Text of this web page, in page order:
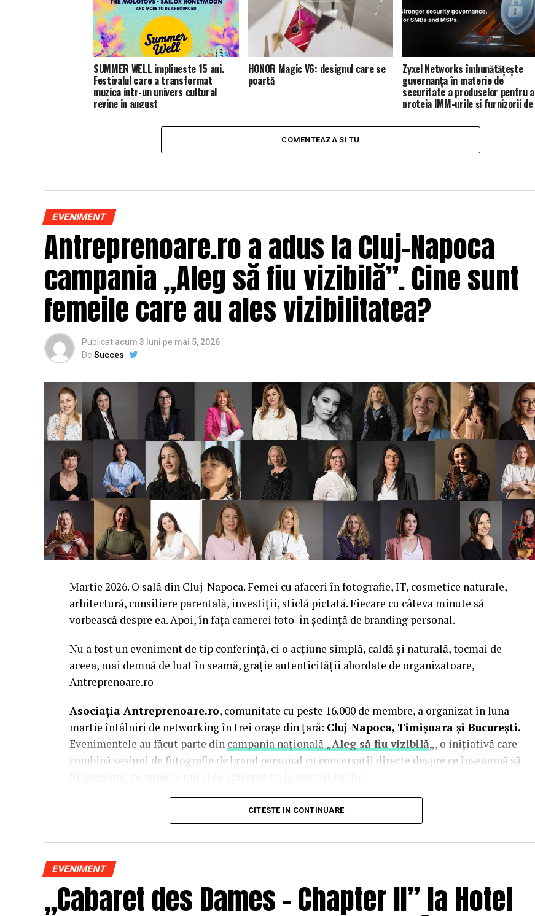
SUMMER WELL implineste 15 ani.
Festivalul care a transformat
muzica intr-un univers cultural
revine in august
HONOR Magic V6: designul care se
poartă
Zyxel Networks îmbunătățește
guvernanța în materie de
securitate a produselor pentru a
proteja IMM-urile și furnizorii de
COMENTEAZA SI TU
EVENIMENT
Antreprenoare.ro a adus la Cluj-Napoca
campania „Aleg să fiu vizibilă”. Cine sunt
femeile care au ales vizibilitatea?
Publicat acum 3 luni pe mai 5, 2026
De Succes
Martie 2026. O sală din Cluj-Napoca. Femei cu afaceri în fotografie, IT, cosmetice naturale,
arhitectură, consiliere parentală, investiții, sticlă pictată. Fiecare cu câteva minute să
vorbească despre ea. Apoi, în fața camerei foto în ședință de branding personal.
Nu a fost un eveniment de tip conferință, ci o acțiune simplă, caldă și naturală, tocmai de
aceea, mai demnă de luat în seamă, grație autenticității abordate de organizatoare,
Antreprenoare.ro
Asociația Antreprenoare.ro, comunitate cu peste 16.000 de membre, a organizat în luna
martie întâlniri de networking în trei orașe din țară: Cluj-Napoca, Timișoara și București.
Evenimentele au făcut parte din campania națională „Aleg să fiu vizibilă„, o inițiativă care
combină sesiuni de fotografie de brand personal cu conversații directe despre ce înseamnă să
La Cluj-Napoca, sesiunile foto au fost susținute de doi fotografi profesioniști:
(lightsun.ro) șiDeni Sîrb(DA Studio). Valentina a venit cu 18 ani de carieră în
vânzări în spate și o tranziție asumată spre fotografia comercială și de brand personal. Deni
portret de 15 ani.
De ce a pornit această campanie?
CITESTE IN CONTINUARE
EVENIMENT
„Cabaret des Dames – Chapter II” la Hotel